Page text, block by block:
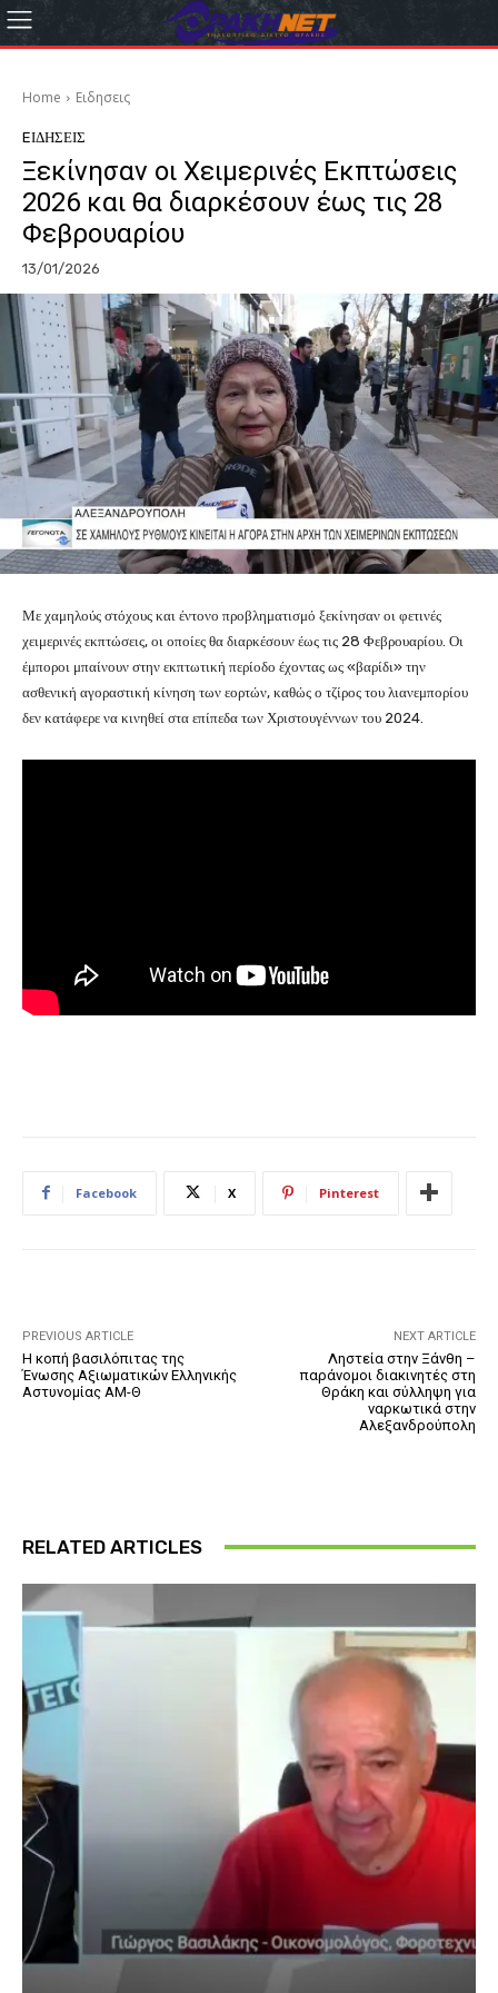
Home Eιδησεις
EΙΔΗΣΕΙΣ
Ξεκίνησαν οι Χειμερινές Εκπτώσεις
2026 και θα διαρκέσουν έως τις 28
Φεβρουαρίου
13/01/2026
Με χαμηλούς στόχους και έντονο προβληματισμό ξεκίνησαν οι φετινές
χειμερινές εκπτώσεις, οι οποίες θα διαρκέσουν έως τις 28 Φεβρουαρίου. Οι
έμποροι μπαίνουν στην εκπτωτική περίοδο έχοντας ως «βαρίδι» την
ασθενική αγοραστική κίνηση των εορτών, καθώς ο τζίρος του λιανεμπορίου
δεν κατάφερε να κινηθεί στα επίπεδα των Χριστουγέννων του 2024.
Facebook X Pinterest
PREVIOUS ARTICLE
Η κοπή βασιλόπιτας της
Ένωσης Αξιωματικών Ελληνικής
Αστυνομίας ΑΜ-Θ
NEXT ARTICLE
Ληστεία στην Ξάνθη –
παράνομοι διακινητές στη
Θράκη και σύλληψη για
ναρκωτικά στην
Αλεξανδρούπολη
RELATED ARTICLES